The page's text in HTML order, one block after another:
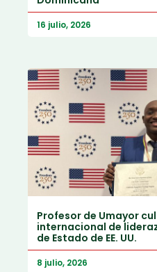
16 julio, 2026
Profesor de Umayor
internacional de
de Estado de EE. UU.
8 julio, 2026